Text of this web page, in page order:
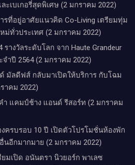
ะเบเกอรี่สุดพิเศษ (2 มกราคม 2022)
รที่อยู่อาศัยแนวคิด Co-Living เตรียมทุ่ม
ม่ทั่วประเทศ (2 มกราคม 2022)
รางวัลระดับโลก จาก Haute Grandeur
จำปี 2564 (2 มกราคม 2022)
มัลดีฟส์ กลับมาเปิดให้บริการ กับโฉม
าคม 2022)
ำ แคมป์ช้าง แอนด์ รีสอร์ท (2 มกราคม
ครบรอบ 10 ปี เปิดตัวโปรโมชั่นห้องพัก
อีกมากมาย (2 มกราคม 2022)
มเปิด อนันตรา นิวยอร์ก พาเลซ